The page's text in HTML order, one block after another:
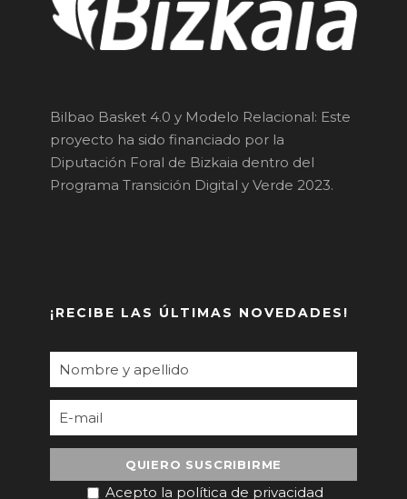
Bilbao Basket 4.0 y Modelo Relacional: Este
proyecto ha sido financiado por la
Diputación Foral de Bizkaia dentro del
Programa Transición Digital y Verde 2023.
¡RECIBE LAS ÚLTIMAS NOVEDADES!
Acepto la política de privacidad